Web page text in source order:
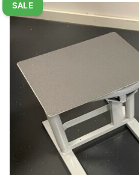
SALE